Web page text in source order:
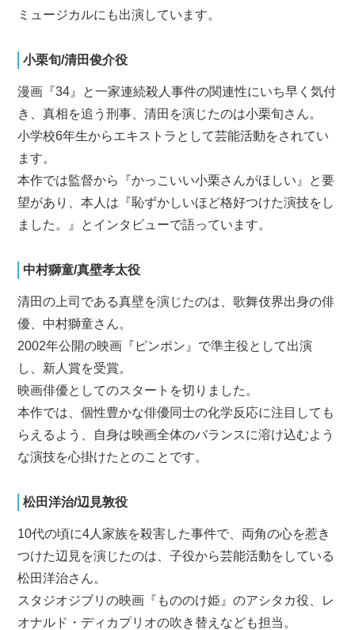
ミュージカルにも出演しています。
小栗旬/清田俊介役
漫画『34』と一家連続殺人事件の関連性にいち早く気付
き、真相を追う刑事、清田を演じたのは小栗旬さん。
小学校6年生からエキストラとして芸能活動をされてい
ます。
本作では監督から『かっこいい小栗さんがほしい』と要
望があり、本人は『恥ずかしいほど格好つけた演技をし
ました。』とインタビューで語っています。
中村獅童/真壁孝太役
清田の上司である真壁を演じたのは、歌舞伎界出身の俳
優、中村獅童さん。
2002年公開の映画『ピンポン』で準主役として出演
し、新人賞を受賞。
映画俳優としてのスタートを切りました。
本作では、個性豊かな俳優同士の化学反応に注目しても
らえるよう、自身は映画全体のバランスに溶け込むよう
な演技を心掛けたとのことです。
松田洋治/辺見敦役
10代の頃に4人家族を殺害した事件で、両角の心を惹き
つけた辺見を演じたのは、子役から芸能活動をしている
松田洋治さん。
スタジオジブリの映画『もののけ姫』のアシタカ役、レ
オナルド・ディカプリオの吹き替えなども担当。